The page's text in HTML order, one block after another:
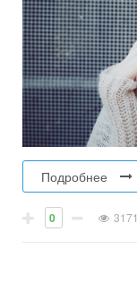
Подробнее
0 3171